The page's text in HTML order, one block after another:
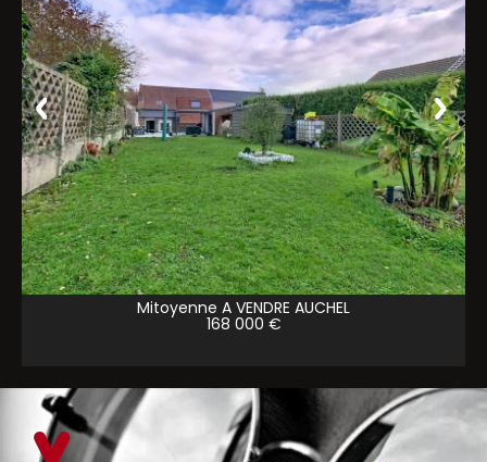
Mitoyenne A VENDRE AUCHEL
168 000 €